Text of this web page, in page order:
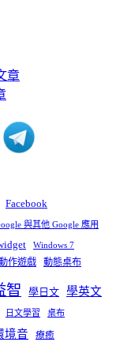
Facebook
與其他 Google 應用
Windows 7
作遊戲 動態桌布
智 學日文 學英文
日文學習 桌布
境音 療癒